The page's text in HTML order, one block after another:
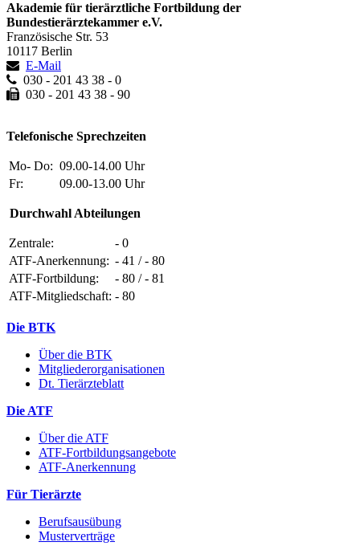
Akademie für tierärztliche Fortbildung der
Bundestierärztekammer e.V.
Französische Str. 53
10117 Berlin
E-Mail
030 - 201 43 38 - 0
030 - 201 43 38 - 90
Telefonische Sprechzeiten
Mo- Do: 09.00-14.00 Uhr
Fr:
09.00-13.00 Uhr
Durchwahl Abteilungen
Zentrale:
- 0
ATF-Anerkennung: - 41 / - 80
ATF-Fortbildung:
- 80 / - 81
ATF-Mitgliedschaft: - 80
Die BTK
Über die BTK
Mitgliederorganisationen
Dt. Tierärzteblatt
Die ATF
Über die ATF
ATF-Fortbildungsangebote
ATF-Anerkennung
Für Tierärzte
Berufsausübung
Musterverträge